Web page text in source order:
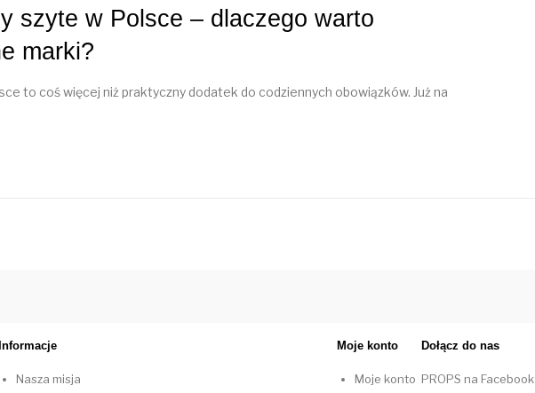
szyte w Polsce – dlaczego warto
marki?
to coś więcej niż praktyczny dodatek do codziennych obowiązków. Już na
Informacje
Nasza misja
Moje konto
Moje konto
Dołącz do nas
PROPS na Facebook